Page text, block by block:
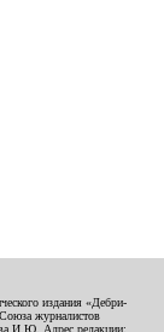
издания «Дебри-
журналистов
И.Ю. Адрес редакции: